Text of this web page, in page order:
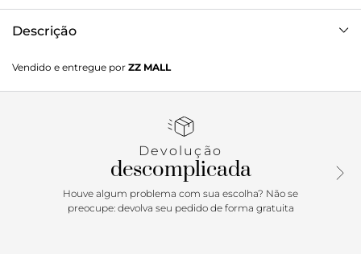
Descrição
metálico, na cor branca. O modelo possui solado
emborrachado, com leve saltinho traseiro. A rasteirinha,
geométricas vazadas: duas tiras largas em material similar
sobreposta com bridão metálico imponente sobre a
gáspea. Aberta, de biqueira quadrada, traz palmilha comfy
marrom, com aplicação de etiqueta tecida, com assinatura
Anacapri. O modelo deixa os dedos e calcanhar totalmente
Vendido e entregue por ZZ MALL
Devolução
descomplicada
Houve algum problema com sua escolha? Não se
preocupe: devolva seu pedido de forma gratuita